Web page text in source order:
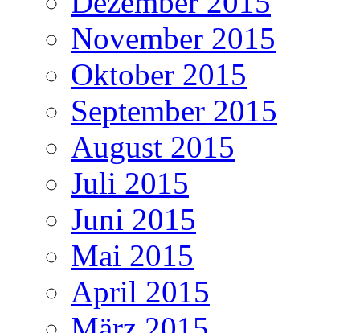
November 2015
Oktober 2015
September 2015
August 2015
Juli 2015
Juni 2015
Mai 2015
April 2015